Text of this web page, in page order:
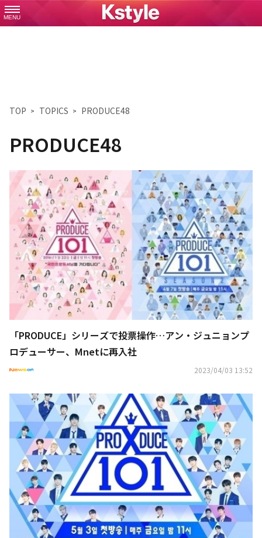
MENU
TOP TOPICS PRODUCE48
PRODUCE48
「PRODUCE」シリーズで投票操作…アン・ジュニョンプ
ロデューサー、Mnetに再入社
2023/04/03 13:52